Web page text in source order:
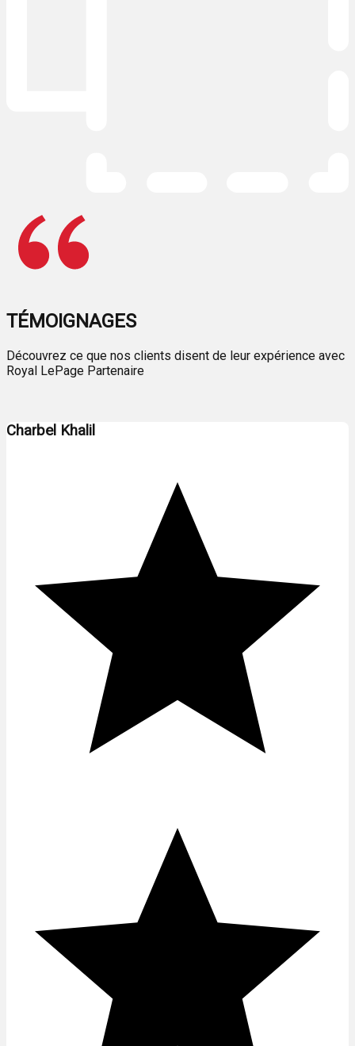
TÉMOIGNAGES
Découvrez ce que nos clients disent de leur expérience avec
Royal LePage Partenaire
Charbel Khalil